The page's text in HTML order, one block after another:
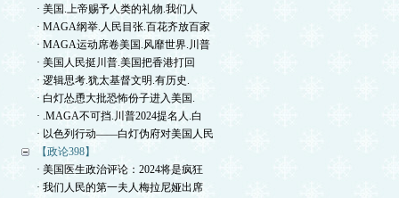
· 美国.上帝赐予人类的礼物.我们人
· MAGA纲举.人民目张.百花齐放百家
· MAGA运动席卷美国.风靡世界.川普
· 美国人民挺川普.美国把香港打回
· 逻辑思考.犹太基督文明.有历史.
· 白灯怂恿大批恐怖份子进入美国.
· .MAGA不可挡.川普2024提名人.白
· 以色列行动——白灯伪府对美国人民
【政论398】
· 美国医生政治评论：2024将是疯狂
· 我们人民的第一夫人梅拉尼娅出席